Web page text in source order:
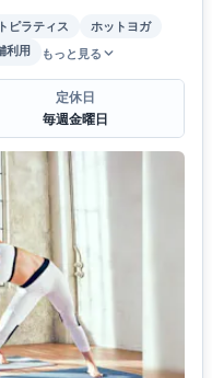
ピラティス
ホットヨガ
利用 もっと見る
定休日
毎週金曜日